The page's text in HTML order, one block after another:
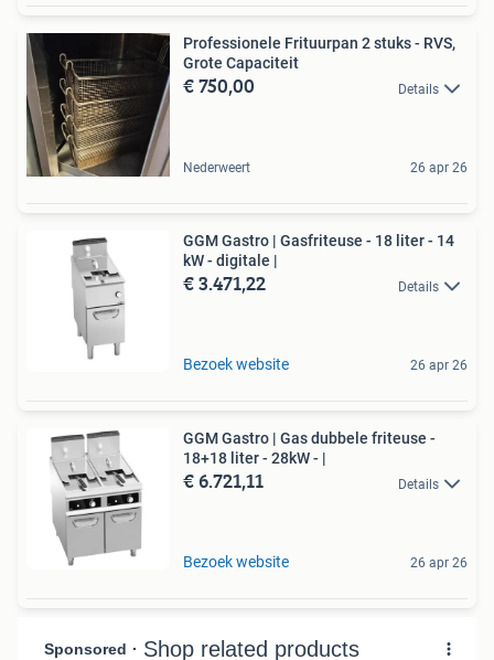
Professionele Frituurpan 2 stuks - RVS,
Grote Capaciteit
€ 750,00 Details
Nederweert 26 apr 26
GGM Gastro | Gasfriteuse - 18 liter - 14
kW - digitale |
€ 3.471,22 Details
Bezoek website 26 apr 26
GGM Gastro | Gas dubbele friteuse -
18+18 liter - 28kW - |
€ 6.721,11 Details
Bezoek website 26 apr 26